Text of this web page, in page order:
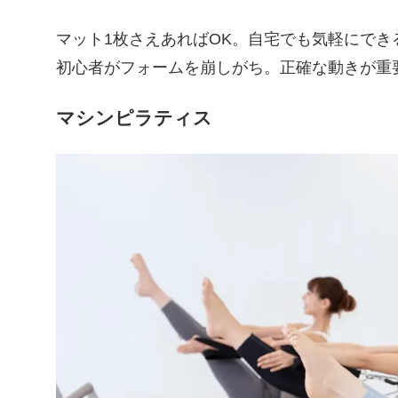
マット1枚さえあればOK。自宅でも気軽にで
初心者がフォームを崩しがち。正確な動きが
マシンピラティス